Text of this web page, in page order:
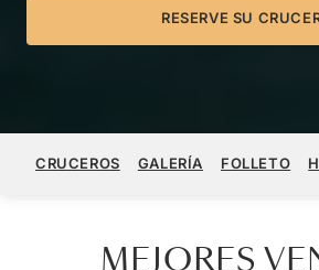
RESERVE SU
CRUCEROS GALERÍA FOLLETO
MEJORES